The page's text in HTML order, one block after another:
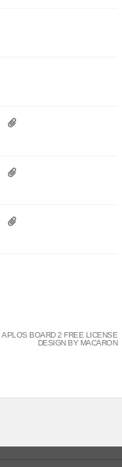
APLOS BOARD 2 FREE LICENSE
DESIGN BY MACARON